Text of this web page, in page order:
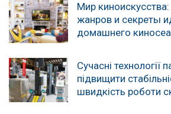
Мир
жанров и секреты
домашнего
Сучасні технології
підвищити
швидкість роботи